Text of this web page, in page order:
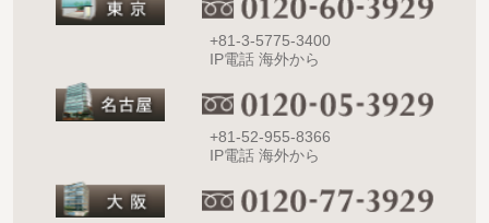
+81-3-5775-3400
IP電話 海外から
+81-52-955-8366
IP電話 海外から